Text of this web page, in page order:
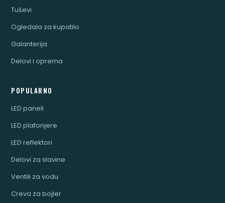
Tuševi
Ogledala za kupatilo
Galanterija
Delovi i oprema
POPULARNO
LED paneli
LED plafonjere
LED reflektori
Delovi za slavine
Ventili za vodu
Creva za bojler